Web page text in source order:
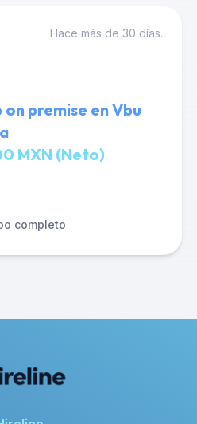
Hace más de 30 días.
premise en Vbu
MXN (Neto)
completo